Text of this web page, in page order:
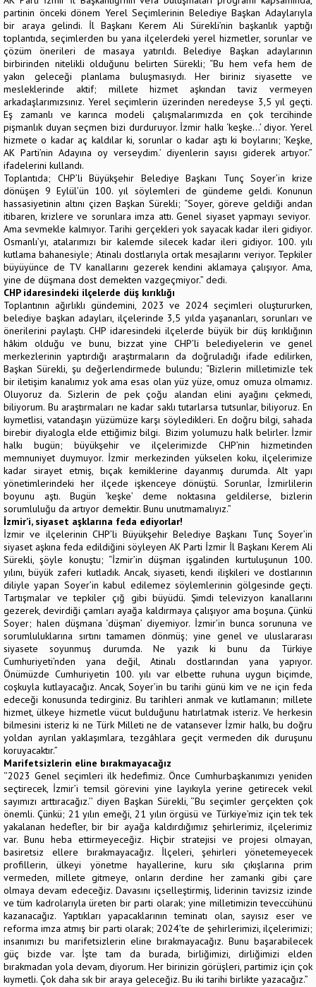
partinin önceki dönem Yerel Seçimlerinin Belediye Başkan Adaylarıyla
bir araya gelindi. İl Başkanı Kerem Ali Sürekli’nin başkanlık yaptığı
toplantıda, seçimlerden bu yana ilçelerdeki yerel hizmetler, sorunlar ve
çözüm önerileri de masaya yatırıldı. Belediye Başkan adaylarının
birbirinden nitelikli olduğunu belirten Sürekli; “Bu hem vefa hem de
yakın geleceği planlama buluşmasıydı. Her biriniz siyasette ve
mesleklerinde aktif; millete hizmet aşkından taviz vermeyen
arkadaşlarımızsınız. Yerel seçimlerin üzerinden neredeyse 3,5 yıl geçti.
Eş zamanlı ve karınca modeli çalışmalarımızda en çok tercihinde
pişmanlık duyan seçmen bizi durduruyor. İzmir halkı ‘keşke…’ diyor. Yerel
hizmete o kadar aç kaldılar ki, sorunlar o kadar aştı ki boylarını; ‘Keşke,
AK Parti’nin Adayına oy verseydim.’ diyenlerin sayısı giderek artıyor.”
ifadelerini kullandı.
Toplantıda; CHP’li Büyükşehir Belediye Başkanı Tunç Soyer’in krize
dönüşen 9 Eylül’ün 100. yıl söylemleri de gündeme geldi. Konunun
hassasiyetinin altını çizen Başkan Sürekli; “Soyer, göreve geldiği andan
itibaren, krizlere ve sorunlara imza attı. Genel siyaset yapmayı seviyor.
Ama sevmekle kalmıyor. Tarihi gerçekleri yok sayacak kadar ileri gidiyor.
Osmanlı’yı, atalarımızı bir kalemde silecek kadar ileri gidiyor. 100. yılı
kutlama bahanesiyle; Atinalı dostlarıyla ortak mesajlarını veriyor. Tepkiler
büyüyünce de TV kanallarını gezerek kendini aklamaya çalışıyor. Ama,
yine de düşmana dost demekten vazgeçmiyor.” dedi.
CHP idaresindeki ilçelerde düş kırıklığı
Toplantının ağırlıklı gündemini, 2023 ve 2024 seçimleri oluştururken,
belediye başkan adayları, ilçelerinde 3,5 yılda yaşananları, sorunları ve
önerilerini paylaştı. CHP idaresindeki ilçelerde büyük bir düş kırıklığının
hâkim olduğu ve bunu, bizzat yine CHP’li belediyelerin ve genel
merkezlerinin yaptırdığı araştırmaların da doğruladığı ifade edilirken,
Başkan Sürekli, şu değerlendirmede bulundu; “Bizlerin milletimizle tek
bir iletişim kanalımız yok ama esas olan yüz yüze, omuz omuza olmamız.
Oluyoruz da. Sizlerin de pek çoğu alandan elini ayağını çekmedi,
biliyorum. Bu araştırmaları ne kadar saklı tutarlarsa tutsunlar, biliyoruz. En
kıymetlisi, vatandaşın yüzümüze karşı söyledikleri. En doğru bilgi, sahada
birebir diyalogla elde ettiğimiz bilgi. Bizim yolumuzu halk belirler. İzmir
halkı bugün; büyükşehir ve ilçelerimizde CHP’nin hizmetinden
memnuniyet duymuyor. İzmir merkezinden yükselen koku, ilçelerimize
kadar sirayet etmiş, bıçak kemiklerine dayanmış durumda. Alt yapı
yönetimlerindeki her ilçede işkenceye dönüştü. Sorunlar, İzmirlilerin
boyunu aştı. Bugün ‘keşke’ deme noktasına geldilerse, bizlerin
sorumluluğu da artıyor demektir. Bunu unutmamalıyız.”
İzmir’i, siyaset aşklarına feda ediyorlar!
İzmir ve ilçelerinin CHP’li Büyükşehir Belediye Başkanı Tunç Soyer’in
siyaset aşkına feda edildiğini söyleyen AK Parti İzmir İl Başkanı Kerem Ali
Sürekli, şöyle konuştu; “İzmir’in düşman işgalinden kurtuluşunun 100.
yılını, büyük zaferi kutladık. Ancak, siyaseti, kendi ilişkileri ve dostlarının
diliyle yapan Soyer’in kabul edilemez söylemlerinin gölgesinde geçti.
Tartışmalar ve tepkiler çığ gibi büyüdü. Şimdi televizyon kanallarını
gezerek, devirdiği çamları ayağa kaldırmaya çalışıyor ama boşuna. Çünkü
Soyer; halen düşmana ‘düşman’ diyemiyor. İzmir’in bunca sorununa ve
sorumluluklarına sırtını tamamen dönmüş; yine genel ve uluslararası
siyasete soyunmuş durumda. Ne yazık ki bunu da Türkiye
Cumhuriyeti’nden yana değil, Atinalı dostlarından yana yapıyor.
Önümüzde Cumhuriyetin 100. yılı var elbette ruhuna uygun biçimde,
coşkuyla kutlayacağız. Ancak, Soyer’in bu tarihi günü kim ve ne için feda
edeceği konusunda tedirginiz. Bu tarihleri anmak ve kutlamanın; millete
hizmet, ülkeye hizmetle vücut bulduğunu hatırlatmak isteriz. Ve herkesin
bilmesini isteriz ki ne Türk Milleti ne de vatansever İzmir halkı, bu doğru
yoldan ayrılan yaklaşımlara, tezgâhlara geçit vermeden dik duruşunu
koruyacaktır.”
Marifetsizlerin eline bırakmayacağız
‘’2023 Genel seçimleri ilk hedefimiz. Önce Cumhurbaşkanımızı yeniden
seçtirecek, İzmir’i temsil görevini yine layıkıyla yerine getirecek vekil
sayımızı arttıracağız.’’ diyen Başkan Sürekli, ‘’Bu seçimler gerçekten çok
önemli. Çünkü; 21 yılın emeği, 21 yılın örgüsü ve Türkiye’miz için tek tek
yakalanan hedefler, bir bir ayağa kaldırdığımız şehirlerimiz, ilçelerimiz
var. Bunu heba ettirmeyeceğiz. Hiçbir stratejisi ve projesi olmayan,
basiretsiz ellere bırakmayacağız. İlçeleri, şehirleri yönetemeyecek
profillerin, ülkeyi yönetme hayallerine, kuru sıkı çıkışlarına prim
vermeden, millete gitmeye, onların derdine her zamanki gibi çare
olmaya devam edeceğiz. Davasını içselleştirmiş, liderinin tavizsiz izinde
ve tüm kadrolarıyla üreten bir parti olarak; yine milletimizin teveccühünü
kazanacağız. Yaptıkları yapacaklarının teminatı olan, sayısız eser ve
reforma imza atmış bir parti olarak; 2024’te de şehirlerimizi, ilçelerimizi;
insanımızı bu marifetsizlerin eline bırakmayacağız. Bunu başarabilecek
güç bizde var. İşte tam da burada, birliğimizi, dirliğimizi elden
bırakmadan yola devam, diyorum. Her birinizin görüşleri, partimiz için çok
kıymetli. Çok daha sık bir araya geleceğiz. Bu iki tarihi birlikte yazacağız.”